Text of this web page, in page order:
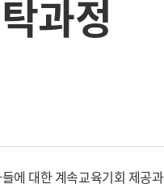
과정
에 대한 계속교육기회 제공